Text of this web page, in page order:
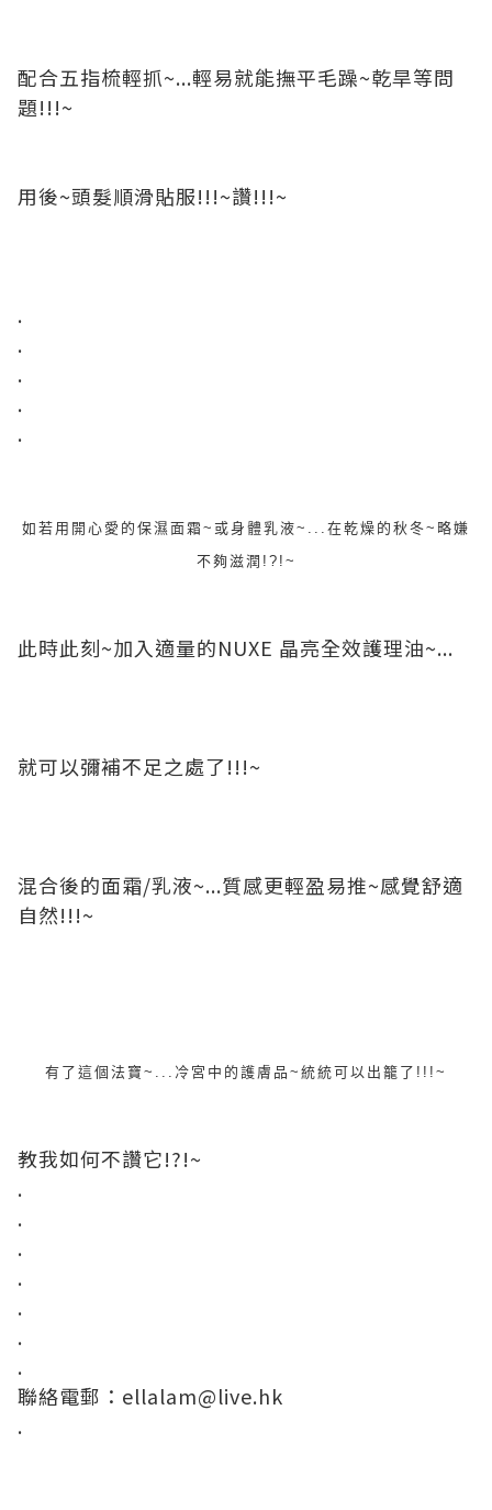
配合五指梳輕抓~...輕易就能撫平毛躁~乾旱等問
題!!!~
用後~頭髮順滑貼服!!!~讚!!!~
.
.
.
.
.
如若用開心愛的保濕面霜~或身體乳液~...在乾燥的秋冬~略嫌
不夠滋潤!?!~
此時此刻~加入適量的NUXE 晶亮全效護理油~...
就可以彌補不足之處了!!!~
混合後的面霜/乳液~...質感更輕盈易推~感覺舒適
自然!!!~
有了這個法寶~...冷宮中的護膚品~統統可以出籠了!!!~
教我如何不讚它!?!~
.
.
.
.
.
.
.
聯絡電郵：ellalam@live.hk
.